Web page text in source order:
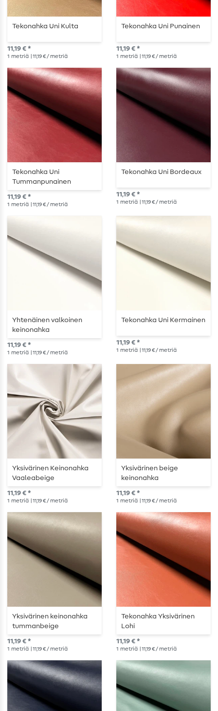
Tekonahka Uni Kulta
11,19 € *
1 metriä | 11,19 € / metriä
Tekonahka Uni Punainen
11,19 € *
1 metriä | 11,19 € / metriä
Tekonahka Uni
Tummanpunainen
11,19 € *
1 metriä | 11,19 € / metriä
Tekonahka Uni Bordeaux
11,19 € *
1 metriä | 11,19 € / metriä
Yhtenäinen valkoinen
keinonahka
11,19 € *
1 metriä | 11,19 € / metriä
Tekonahka Uni Kermainen
11,19 € *
1 metriä | 11,19 € / metriä
Yksivärinen Keinonahka
Vaaleabeige
11,19 € *
1 metriä | 11,19 € / metriä
Yksivärinen beige
keinonahka
11,19 € *
1 metriä | 11,19 € / metriä
Yksivärinen keinonahka
tummanbeige
11,19 € *
1 metriä | 11,19 € / metriä
Tekonahka Yksivärinen
Lohi
11,19 € *
1 metriä | 11,19 € / metriä